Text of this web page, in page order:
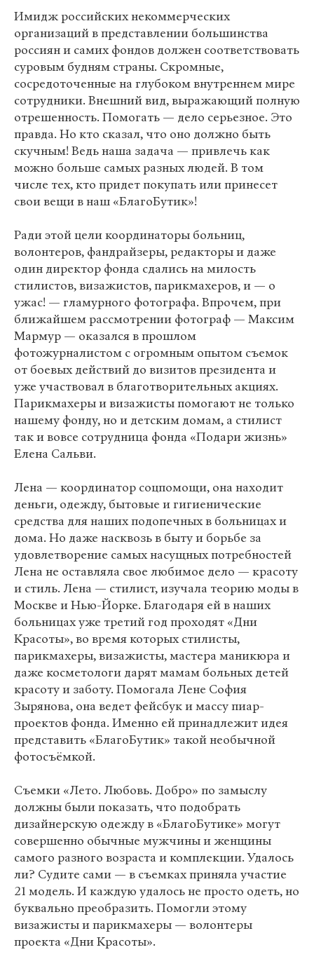
Имидж российских некоммерческих
организаций в представлении большинства
россиян и самих фондов должен соответствовать
суровым будням страны. Скромные,
сосредоточенные на глубоком внутреннем мире
сотрудники. Внешний вид, выражающий полную
отрешенность. Помогать — дело серьезное. Это
правда. Но кто сказал, что оно должно быть
скучным! Ведь наша задача — привлечь как
можно больше самых разных людей. В том
числе тех, кто придет покупать или принесет
свои вещи в наш «БлагоБутик»!
Ради этой цели координаторы больниц,
волонтеров, фандрайзеры, редакторы и даже
один директор фонда сдались на милость
стилистов, визажистов, парикмахеров, и — о
ужас! — гламурного фотографа. Впрочем, при
ближайшем рассмотрении фотограф — Максим
Мармур — оказался в прошлом
фотожурналистом с огромным опытом съемок
от боевых действий до визитов президента и
уже участвовал в благотворительных акциях.
Парикмахеры и визажисты помогают не только
нашему фонду, но и детским домам, а стилист
так и вовсе сотрудница фонда «Подари жизнь»
Елена Сальви.
Лена — координатор соцпомощи, она находит
деньги, одежду, бытовые и гигиенические
средства для наших подопечных в больницах и
дома. Но даже насквозь в быту и борьбе за
удовлетворение самых насущных потребностей
Лена не оставляла свое любимое дело — красоту
и стиль. Лена — стилист, изучала теорию моды в
Москве и Нью-Йорке. Благодаря ей в наших
больницах уже третий год проходят «Дни
Красоты», во время которых стилисты,
парикмахеры, визажисты, мастера маникюра и
даже косметологи дарят мамам больных детей
красоту и заботу. Помогала Лене София
Зырянова, она ведет фейсбук и массу пиар-
проектов фонда. Именно ей принадлежит идея
представить «БлагоБутик» такой необычной
фотосъёмкой.
Съемки «Лето. Любовь. Добро» по замыслу
должны были показать, что подобрать
дизайнерскую одежду в «БлагоБутике» могут
совершенно обычные мужчины и женщины
самого разного возраста и комплекции. Удалось
ли? Судите сами — в съемках приняла участие
21 модель. И каждую удалось не просто одеть, но
буквально преобразить. Помогли этому
визажисты и парикмахеры — волонтеры
проекта «Дни Красоты».